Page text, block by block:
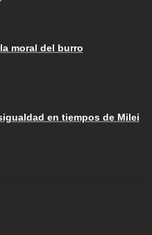
moral del burro
en tiempos de Milei